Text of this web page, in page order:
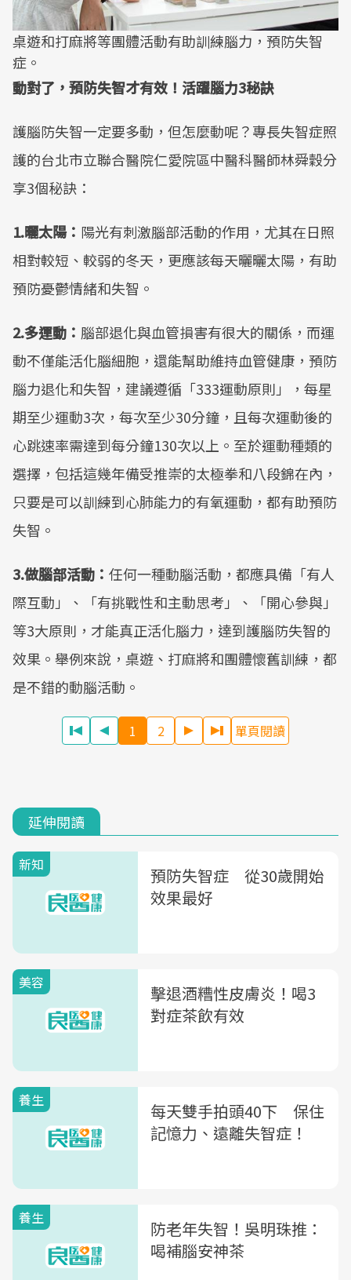
桌遊和打麻將等團體活動有助訓練腦力，預防失智
症。
動對了，預防失智才有效！活躍腦力3秘訣
護腦防失智一定要多動，但怎麼動呢？專長失智症照
護的台北市立聯合醫院仁愛院區中醫科醫師林舜穀分
享3個秘訣：
1.曬太陽： 陽光有刺激腦部活動的作用，尤其在日照
相對較短、較弱的冬天，更應該每天曬曬太陽，有助
預防憂鬱情緒和失智。
2.多運動： 腦部退化與血管損害有很大的關係，而運
動不僅能活化腦細胞，還能幫助維持血管健康，預防
腦力退化和失智，建議遵循「333運動原則」，每星
期至少運動3次，每次至少30分鐘，且每次運動後的
心跳速率需達到每分鐘130次以上。至於運動種類的
選擇，包括這幾年備受推崇的太極拳和八段錦在內，
只要是可以訓練到心肺能力的有氧運動，都有助預防
失智。
3.做腦部活動： 任何一種動腦活動，都應具備「有人
際互動」、「有挑戰性和主動思考」、「開心參與」
等3大原則，才能真正活化腦力，達到護腦防失智的
效果。舉例來說，桌遊、打麻將和團體懷舊訓練，都
是不錯的動腦活動。
1 2 單頁閱讀
延伸閱讀
新知
預防失智症 從30歲開始
效果最好
美容
擊退酒糟性皮膚炎！喝3
對症茶飲有效
養生
每天雙手拍頭40下 保住
記憶力、遠離失智症！
養生
防老年失智！吳明珠推：
喝補腦安神茶